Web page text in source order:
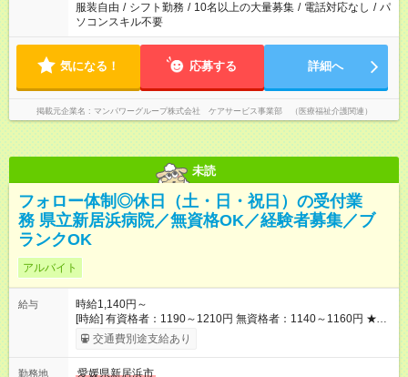
服装自由 / シフト勤務 / 10名以上の大量募集 / 電話対応なし / パ
ソコンスキル不要
気になる！ 応募する 詳細へ
掲載元企業名 マンパワーグループ株式会社 ケアサービス事業部 （医療福祉介護関連）
未読
フォロー体制◎休日（土・日・祝日）の受付業
務 県立新居浜病院／無資格OK／経験者募集／ブ
ランクOK
アルバイト
給与
時給1,140円～
[時給] 有資格者：1190～1210円 無資格者：1140～1160円 ★キ
ャリアアップ制度あり 進級により給与がアップします！ 【試用
期間】試用期間あり 試用期間の長さ：3ヶ月 雇用形態、給与は
交通費別途支給あり
勤務地
愛媛県新居浜市